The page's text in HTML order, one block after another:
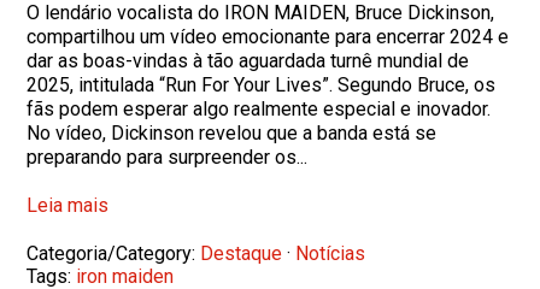
O lendário vocalista do IRON MAIDEN, Bruce Dickinson,
compartilhou um vídeo emocionante para encerrar 2024 e
dar as boas-vindas à tão aguardada turnê mundial de
2025, intitulada “Run For Your Lives”. Segundo Bruce, os
fãs podem esperar algo realmente especial e inovador.
No vídeo, Dickinson revelou que a banda está se
preparando para surpreender os...
Leia mais
Categoria/Category: Destaque · Notícias
Tags: iron maiden